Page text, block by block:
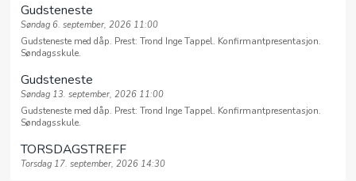
Gudsteneste
Søndag 6. september, 2026 11:00
Gudsteneste med dåp. Prest: Trond Inge Tappel. Konfirmantpresentasjon.
Søndagsskule.
Gudsteneste
Søndag 13. september, 2026 11:00
Gudsteneste med dåp. Prest: Trond Inge Tappel. Konfirmantpresentasjon.
Søndagsskule.
TORSDAGSTREFF
Torsdag 17. september, 2026 14:30